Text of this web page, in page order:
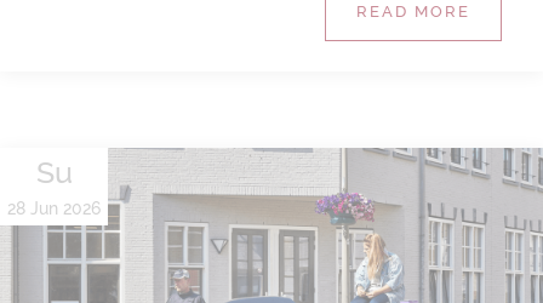
READ MORE
Su
28 Jun 2026